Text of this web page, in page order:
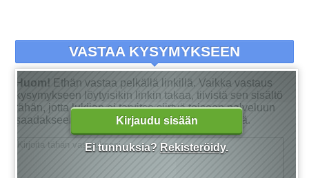
Kirjaudu sisään
Ei tunnuksia? Rekisteröidy.
VASTAA KYSYMYKSEEN
Huom! Ethän vastaa pelkällä linkillä. Vaikka vastaus
kysymykseen löytyisikin linkin takaa, tiivistä sen sisältö
tähän, jotta lukijan ei tarvitse siirtyä toiseen palveluun
saadakseen tarkan vastauksen kysymykseensä.